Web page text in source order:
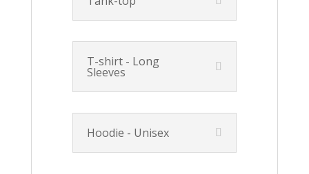
T-shirt - Long
Sleeves
Hoodie - Unisex